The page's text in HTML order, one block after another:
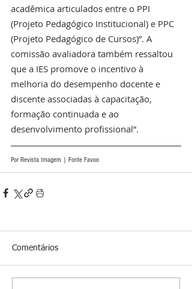
acadêmica articulados entre o PPI
(Projeto Pedagógico Institucional) e PPC
(Projeto Pedagógico de Cursos)”. A
comissão avaliadora também ressaltou
que a IES promove o incentivo à
melhoria do desempenho docente e
discente associadas à capacitação,
formação continuada e ao
desenvolvimento profissional”.
Por Revista Imagem | Fonte Favoo
Comentários